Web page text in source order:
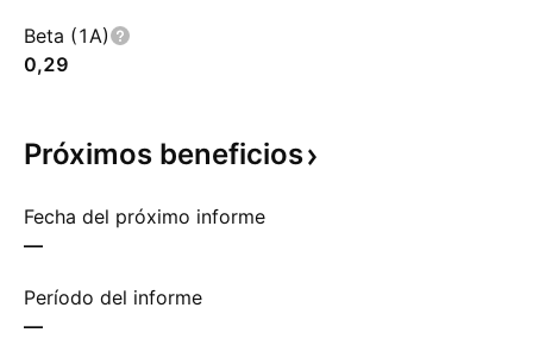
Beta (1A)
0,29
Próximos beneficios
Fecha del próximo informe
—
Período del informe
—